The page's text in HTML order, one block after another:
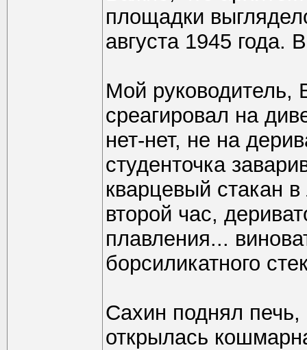
площадки
августа 1945 года.
Мой
среагировал на
нет-нет, не на
студенточка
кварцевый стакан
второй час,
плавления...
борсиликатного
Сахин поднял
открылась